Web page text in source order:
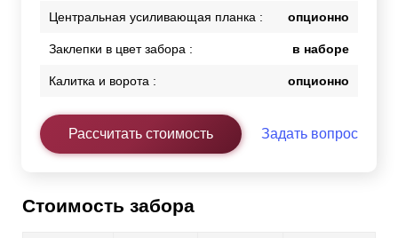
Центральная усиливающая планка : опционно
Заклепки в цвет забора : в наборе
Калитка и ворота : опционно
Рассчитать стоимость Задать вопрос
Стоимость забора